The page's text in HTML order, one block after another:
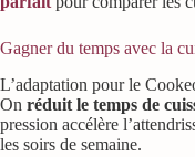
Gagner du temps avec la
L’adaptation pour le
On réduit le temps de
pression accélère
les soirs de semaine.